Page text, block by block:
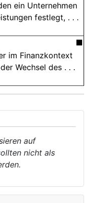
ein Unternehmen
festlegt, . . .
■
im Finanzkontext
Wechsel des . . .
auf
nicht als